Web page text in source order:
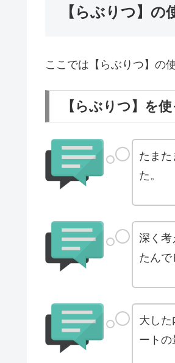
【らぶりつ】の
ここでは【らぶりつ】の
【らぶりつ】を
たま
た。
深く考
たんで
大した
ート